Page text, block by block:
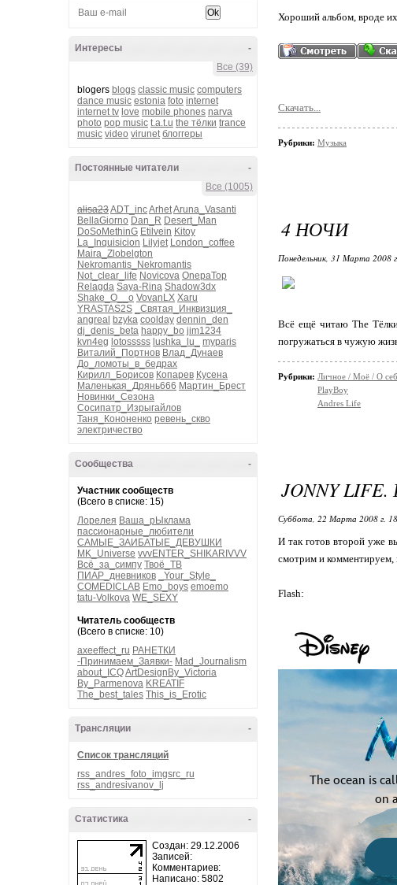
-
Интересы
Все (39)
blogers blogs classic music computers
dance music estonia foto internet
internet tv love mobile phones narva
photo pop music t.a.t.u the тёлки trance
music video virunet блоггеры
-
Постоянные читатели
Все (1005)
alisa23ADT_incArhetAruna_Vasanti
BellaGiorno Dan_R Desert_Man
DoSoMethinG Etilvein Kitoy
La_Inquisicion Lilyjet London_coffee
Maira_Zlobelgton
Nekromantis_Nekromantis
Not_clear_life Novicova OnepaTop
Relagda Saya-Rina Shadow3dx
Shake_O__o VovanLX Xaru
YRASTAS2S
_Святая_Инквизция_
angreal bzyka coolday dennin_den
dj_denis_beta happy_bo jim1234
kvn4eg lotosssss lushka_lu_
myparis
Виталий_Портнов Влад_Дунаев
До_ломоты_в_бедрах
Кирилл_Борисов Копарев Кусена
Маленькая_Дрянь666 Мартин_Брест
Новинки_Сезона
Сосипатр_Изрыгайлов
Таня_Кононенко ревень_скво
электричество
-
Сообщества
Участник сообществ
(Всего в списке: 15)
Лорелея Ваша_рЫклама
пассионарные_любители
САМЫЕ_ЗАИБАТЫЕ_ДЕВУШКИ
MK_Universe vvvENTER_SHIKARIVVV
Всё_за_симпу Твоё_ТВ
ПИАР_дневников
_Your_Style_
COMEDICLAB Emo_boys emoemo
tatu-Volkova WE_SEXY
Читатель сообществ
(Всего в списке: 10)
axeeffect_ru РАНЕТКИ
-Принимаем_Заявки- Mad_Journalism
about_ICQArtDesignBy_Victoria
By_Parmenova KREATIF
The_best_tales This_is_Erotic
-
Трансляции
Список трансляций
rss_andres_foto_imgsrc_ru
rss_andresivanov_lj
-
Статистика
Создан: 29.12.2006
Записей:
Комментариев:
Написано: 5802
Хороший альбом, вроде
Скачать...
Рубрики: Музыка
4 НОЧИ
Понедельник, 31 Марта 2008
Всё ещё читаю The
погружаться в чужую
Рубрики: Личное / Моё / О
PlayBoy
Andres Life
JONNY
Суббота, 22 Марта 2008 г.
И так готов второй уже
смотрим и комментируем,
Flash: